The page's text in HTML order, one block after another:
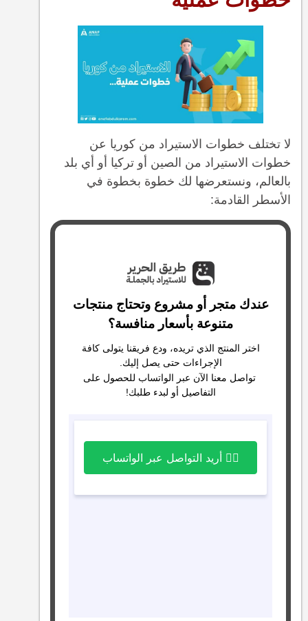
لا تختلف خطوات الاستيراد من كوريا عن
خطوات الاستيراد من الصين أو تركيا أو أي بلد
بالعالم، ونستعرضها لك خطوة بخطوة في
الأسطر القادمة:
عندك متجر أو مشروع وتحتاج منتجات
متنوعة بأسعار منافسة؟
اختر المنتج الذي تريده، ودع فريقنا يتولى كافة
الإجراءات حتى يصل إليك.
تواصل معنا الآن عبر الواتساب للحصول على
التفاصيل أو لبدء طلبك!